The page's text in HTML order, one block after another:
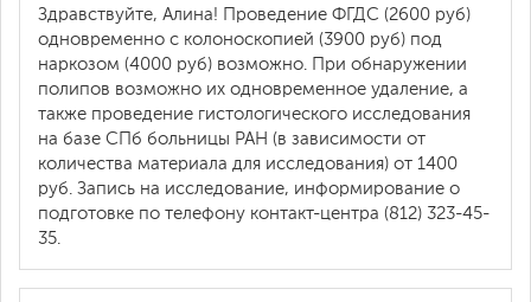
Здравствуйте, Алина! Проведение ФГДС (2600 руб)
одновременно с колоноскопией (3900 руб) под
наркозом (4000 руб) возможно. При обнаружении
полипов возможно их одновременное удаление, а
также проведение гистологического исследования
на базе СПб больницы РАН (в зависимости от
количества материала для исследования) от 1400
руб. Запись на исследование, информирование о
подготовке по телефону контакт-центра (812) 323-45-
35.